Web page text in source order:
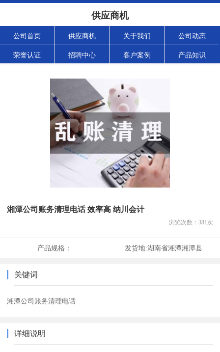
供应商机
公司首页 供应商机 关于我们 公司动态
荣誉认证 招聘中心 客户案例 产品知识
湘潭公司账务清理电话 效率高 纳川会计
浏览次数： 381次
产品规格： 发货地:湖南省湘潭湘潭县
关键词
湘潭公司账务清理电话
详细说明